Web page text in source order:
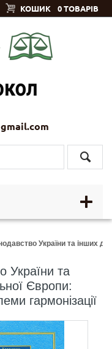
КОШИК 0 ТОВАРІВ
України та інших
України та
Європи:
гармонізації